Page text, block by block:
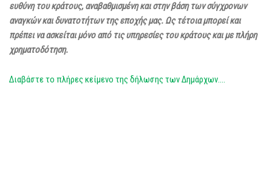
ευθύνη του κράτους, αναβαθμισμένη και στην βάση των σύγχρονων
αναγκών και δυνατοτήτων της εποχής μας. Ως τέτοια μπορεί και
πρέπει να ασκείται μόνο από τις υπηρεσίες του κράτους και με πλήρη
χρηματοδότηση.
Διαβάστε το πλήρες κείμενο της δήλωσης των Δημάρχων….